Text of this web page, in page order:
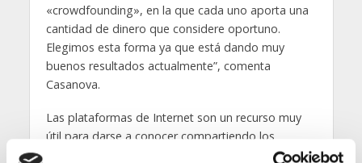
«crowdfounding», en la que cada uno aporta una
cantidad de dinero que considere oportuno.
Elegimos esta forma ya que está dando muy
buenos resultados actualmente”, comenta
Casanova.
Las plataformas de Internet son un recurso muy
útil para darse a conocer compartiendo los
cortometrajes realizados con otros usuarios de la